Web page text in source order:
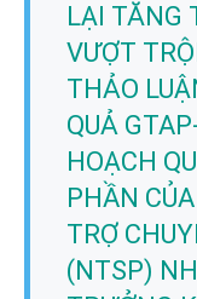
LẠI TĂNG
VƯỢT
THẢO
QUẢ
HOẠCH
PHẦN
TRỢ
(NTSP)